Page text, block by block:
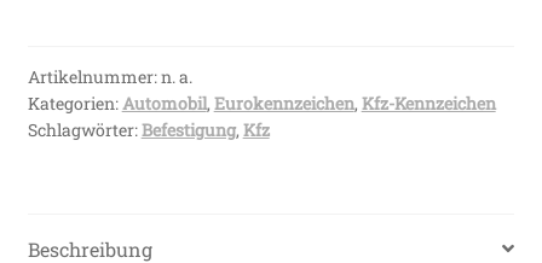
Artikelnummer:n. a.
Kategorien: Automobil, Eurokennzeichen, Kfz-Kennzeichen
Schlagwörter:Befestigung, Kfz
Beschreibung